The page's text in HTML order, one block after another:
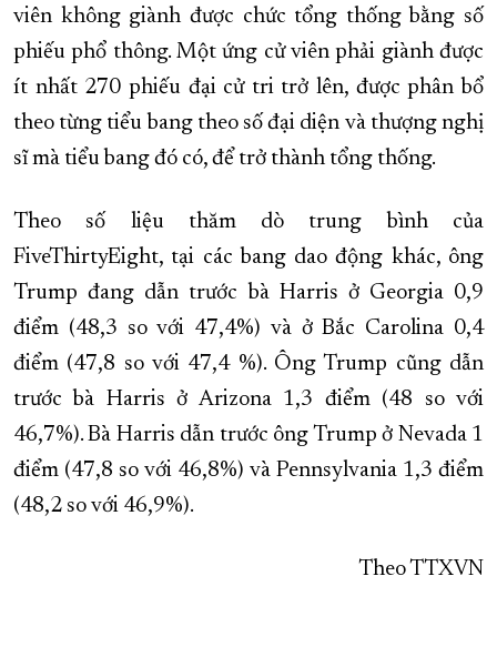
viên không giành được chức tổng thống bằng số
phiếu phổ thông. Một ứng cử viên phải giành được
ít nhất 270 phiếu đại cử tri trở lên, được phân bổ
theo từng tiểu bang theo số đại diện và thượng nghị
sĩ mà tiểu bang đó có, để trở thành tổng thống.
Theo số liệu thăm dò trung bình của
FiveThirtyEight, tại các bang dao động khác, ông
Trump đang dẫn trước bà Harris ở Georgia 0,9
điểm (48,3 so với 47,4%) và ở Bắc Carolina 0,4
điểm (47,8 so với 47,4 %). Ông Trump cũng dẫn
trước bà Harris ở Arizona 1,3 điểm (48 so với
46,7%). Bà Harris dẫn trước ông Trump ở Nevada 1
điểm (47,8 so với 46,8%) và Pennsylvania 1,3 điểm
(48,2 so với 46,9%).
Theo TTXVN